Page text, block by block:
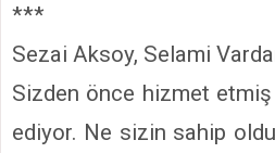
***
Sezai Aksoy, Selami
Sizden önce hizmet
ediyor. Ne sizin sahip